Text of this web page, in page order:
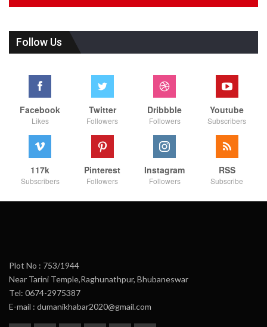
Follow Us
Facebook
Likes
Twitter
Followers
Dribbble
Followers
Youtube
Subscribers
117k
Subscribers
Pinterest
Followers
Instagram
Followers
RSS
Subscribe
Plot No : 753/1944
Near Tarini Temple,Raghunathpur, Bhubaneswar
Tel: 0674-2975387
E-mail : dumanikhabar2020@gmail.com